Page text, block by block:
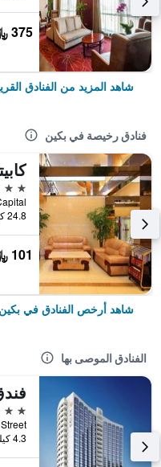
375 ﷼
شاهد المزيد من الفنادق
فنادق رخيصة في بكين
4 نجوم
24.8 كيلومتر عن وسط المدينة
101 ﷼
شاهد أرخص الفنادق في بكين
الفنادق الموصى بها
5 نجوم
4.3 كيلومتر عن وسط المدينة